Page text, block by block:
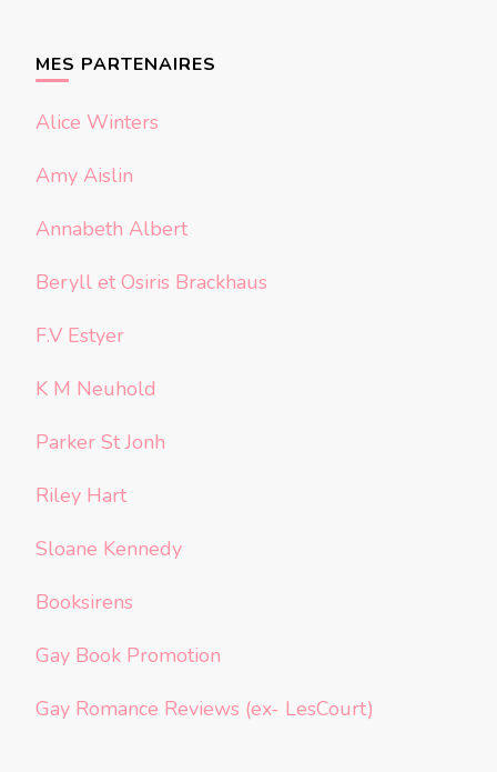
MES PARTENAIRES
Alice Winters
Amy Aislin
Annabeth Albert
Beryll et Osiris Brackhaus
F.V Estyer
K M Neuhold
Parker St Jonh
Riley Hart
Sloane Kennedy
Booksirens
Gay Book Promotion
Gay Romance Reviews (ex- LesCourt)